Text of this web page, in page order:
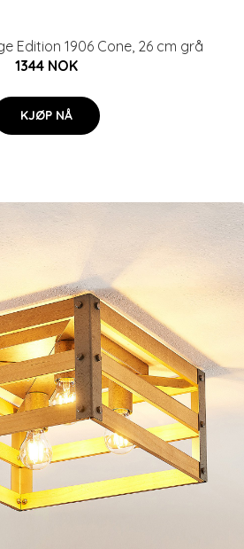
Edition 1906 Cone, 26 cm grå
1344 NOK
KJØP NÅ